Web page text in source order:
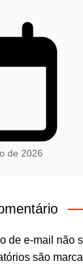
de 2026
de e-mail não
são